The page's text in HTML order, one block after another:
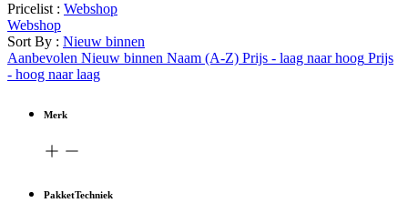
Pricelist : Webshop
Webshop
Sort By : Nieuw binnen
Aanbevolen Nieuw binnen Naam (A-Z) Prijs - laag naar hoog Prijs
- hoog naar laag
Merk
PakketTechniek